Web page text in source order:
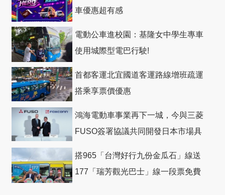
車優惠超有感
電動公車進校園：基隆女中學生專車
使用城際型電巴行駛!
首都客運北宜國道客運路線增班疏運
搭乘享票價優惠
鴻海電動車事業再下一城，今與三菱
FUSO簽署協議共同開發日本市場具
搭965「台灣好行九份金瓜石」線送
177「瑞芳觀光巴士」線一段票免費